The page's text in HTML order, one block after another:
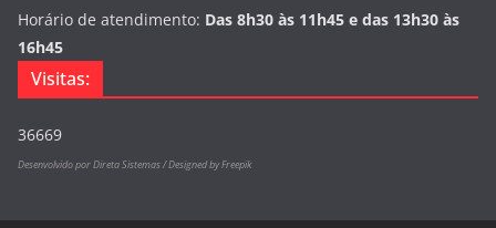
Horário de atendimento: Das 8h30 às 11h45 e das 13h30 às
16h45
Visitas:
36669
Desenvolvido por Direta Sistemas /Designed by Freepik